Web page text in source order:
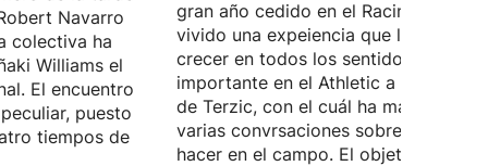
Navarro
colectiva ha
Williams el
El encuentro
puesto
tiempos de
gran año cedido en el Racing, donde
vivido una expeiencia que le ha
crecer en todos los sentidos. Quiere
importante en el Athletic a las
de Terzic, con el cuál ha mantenido
varias convrsaciones sobre lo que
hacer en el campo. El objetivo del